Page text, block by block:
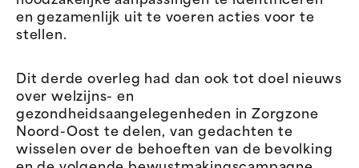
en gezamenlijk uit te voeren acties voor te
stellen.
Dit derde overleg had dan ook tot doel nieuws
over welzijns- en
gezondheidsaangelegenheden in Zorgzone
Noord-Oost te delen, van gedachten te
wisselen over de behoeften van de bevolking